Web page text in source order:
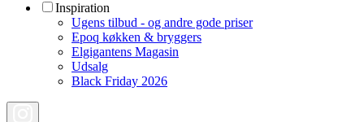
Inspiration
Ugens tilbud - og andre gode priser
Epoq køkken & bryggers
Elgigantens Magasin
Udsalg
Black Friday 2026